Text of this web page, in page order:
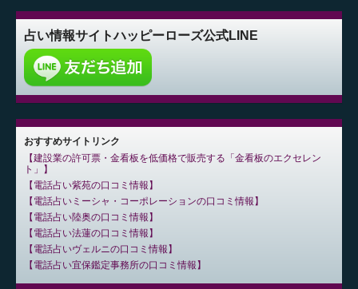
占い情報サイトハッピーローズ公式LINE
おすすめサイトリンク
建設業の許可票・金看板を低価格で販売する「金看板のエクセレン
ト」
電話占い紫苑の口コミ情報
電話占いミーシャ・コーポレーションの口コミ情報
電話占い陸奥の口コミ情報
電話占い法蓮の口コミ情報
電話占いヴェルニの口コミ情報
電話占い宜保鑑定事務所の口コミ情報